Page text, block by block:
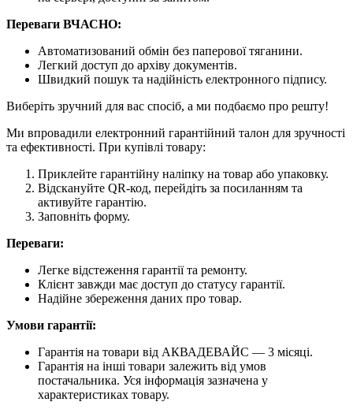
Переваги ВЧАСНО:
Автоматизований обмін без паперової тяганини.
Легкий доступ до архіву документів.
Швидкий пошук та надійність електронного підпису.
Виберіть зручний для вас спосіб, а ми подбаємо про решту!
Ми впровадили електронний гарантійний талон для зручності
та ефективності. При купівлі товару:
Приклейте гарантійну наліпку на товар або упаковку.
Відскануйте QR-код, перейдіть за посиланням та
активуйте гарантію.
Заповніть форму.
Переваги:
Легке відстеження гарантії та ремонту.
Клієнт завжди має доступ до статусу гарантії.
Надійне збереження даних про товар.
Умови гарантії:
Гарантія на товари від АКВАДЕВАЙС — 3 місяці.
Гарантія на інші товари залежить від умов
постачальника. Уся інформація зазначена у
характеристиках товару.